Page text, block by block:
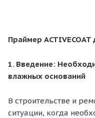
Праймер
1. Введение:
влажных оснований
В строительстве и
ситуации, когда